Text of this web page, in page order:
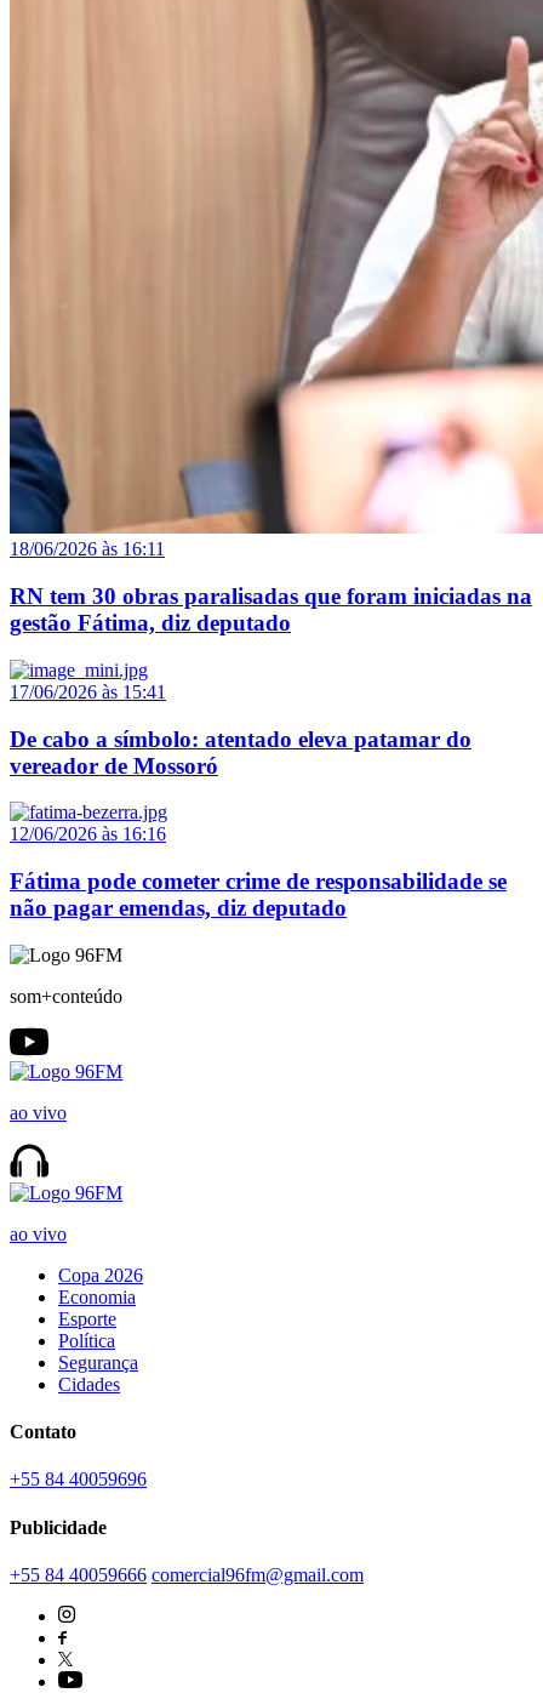
18/06/2026 às 16:11
RN tem 30 obras paralisadas que foram iniciadas na
gestão Fátima, diz deputado
17/06/2026 às 15:41
De cabo a símbolo: atentado eleva patamar do
vereador de Mossoró
12/06/2026 às 16:16
Fátima pode cometer crime de responsabilidade se
não pagar emendas, diz deputado
som+conteúdo
ao vivo
ao vivo
Copa 2026
Economia
Esporte
Política
Segurança
Cidades
Contato
+55 84 40059696
Publicidade
+55 84 40059666 comercial96fm@gmail.com